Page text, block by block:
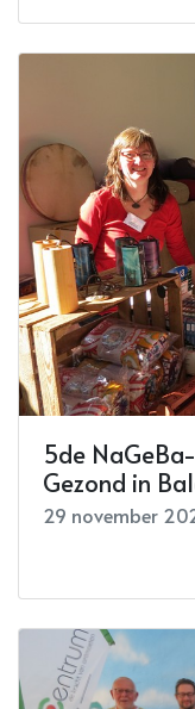
5de
Gezond in
29 november